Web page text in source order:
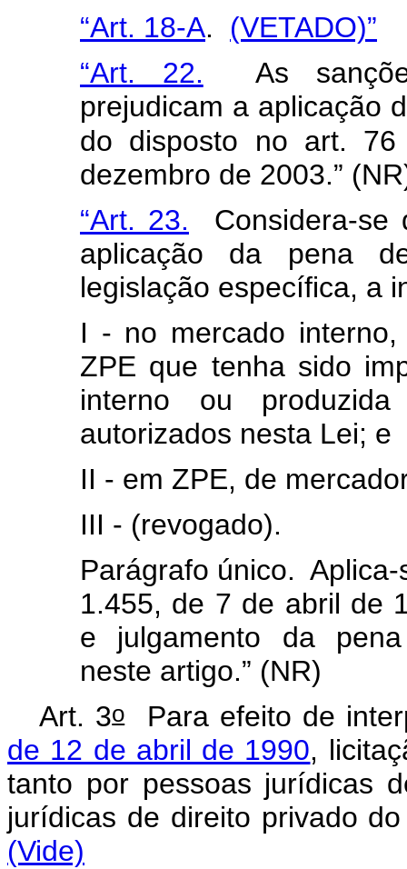
“Art. 18-A. (VETADO)”
“Art. 22. As
prejudicam a aplicação
do disposto no art.
dezembro de 2003.”
“Art. 23. Considera-se
aplicação da pena
legislação específica, a
I - no mercado
ZPE que tenha sido
interno ou
autorizados nesta Lei; e
II - em ZPE, de
III - (revogado).
Parágrafo único.
1.455, de 7 de abril de
e julgamento da
neste artigo.” (NR)
Art. 3oPara efeito de
de 12 de abril de 1990,
tanto por pessoas jurídicas
jurídicas de direito privado
(Vide)